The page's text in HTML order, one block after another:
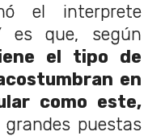
el interprete
es que, según
el tipo de
en
como este,
puestas